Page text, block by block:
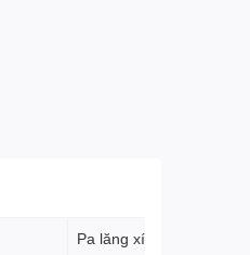
Pa lăng xích kéo tay